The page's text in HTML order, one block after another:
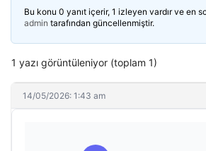
Bu konu 0 yanıt içerir, 1 izleyen vardır ve en
admin tarafından güncellenmiştir.
1 yazı görüntüleniyor (toplam 1)
14/05/2026: 1:43 am